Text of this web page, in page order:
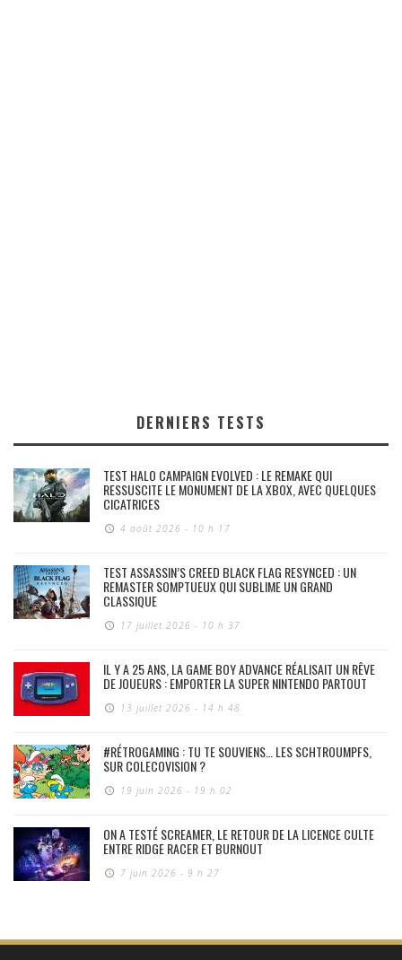
DERNIERS TESTS
TEST HALO CAMPAIGN EVOLVED : LE REMAKE QUI
RESSUSCITE LE MONUMENT DE LA XBOX, AVEC QUELQUES
CICATRICES
4 août 2026 - 10 h 17
TEST ASSASSIN’S CREED BLACK FLAG RESYNCED : UN
REMASTER SOMPTUEUX QUI SUBLIME UN GRAND
CLASSIQUE
17 juillet 2026 - 10 h 37
IL Y A 25 ANS, LA GAME BOY ADVANCE RÉALISAIT UN RÊVE
DE JOUEURS : EMPORTER LA SUPER NINTENDO PARTOUT
13 juillet 2026 - 14 h 48
#RÉTROGAMING : TU TE SOUVIENS… LES SCHTROUMPFS,
SUR COLECOVISION ?
19 juin 2026 - 19 h 02
ON A TESTÉ SCREAMER, LE RETOUR DE LA LICENCE CULTE
ENTRE RIDGE RACER ET BURNOUT
7 juin 2026 - 9 h 27